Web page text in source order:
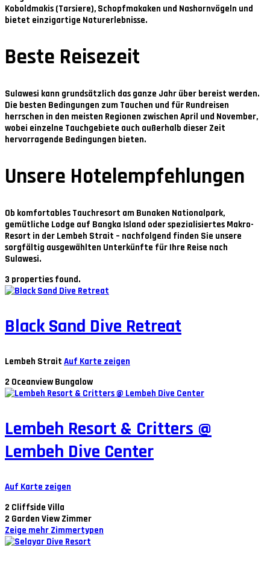
Koboldmakis (Tarsiere), Schopfmakaken und Nashornvögeln und
bietet einzigartige Naturerlebnisse.
Beste Reisezeit
Sulawesi kann grundsätzlich das ganze Jahr über bereist werden.
Die besten Bedingungen zum Tauchen und für Rundreisen
herrschen in den meisten Regionen zwischen April und November,
wobei einzelne Tauchgebiete auch außerhalb dieser Zeit
hervorragende Bedingungen bieten.
Unsere Hotelempfehlungen
Ob komfortables Tauchresort am Bunaken Nationalpark,
gemütliche Lodge auf Bangka Island oder spezialisiertes Makro-
Resort in der Lembeh Strait – nachfolgend finden Sie unsere
sorgfältig ausgewählten Unterkünfte für Ihre Reise nach
Sulawesi.
3 properties found.
Black Sand Dive Retreat
Lembeh Strait Auf Karte zeigen
2 Oceanview Bungalow
Lembeh Resort & Critters @
Lembeh Dive Center
Auf Karte zeigen
2 Cliffside Villa
2 Garden View Zimmer
Zeige mehr Zimmertypen